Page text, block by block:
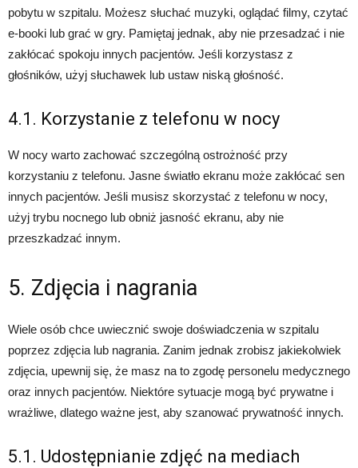
pobytu w szpitalu. Możesz słuchać muzyki, oglądać filmy, czytać
e-booki lub grać w gry. Pamiętaj jednak, aby nie przesadzać i nie
zakłócać spokoju innych pacjentów. Jeśli korzystasz z
głośników, użyj słuchawek lub ustaw niską głośność.
4.1. Korzystanie z telefonu w nocy
W nocy warto zachować szczególną ostrożność przy
korzystaniu z telefonu. Jasne światło ekranu może zakłócać sen
innych pacjentów. Jeśli musisz skorzystać z telefonu w nocy,
użyj trybu nocnego lub obniż jasność ekranu, aby nie
przeszkadzać innym.
5. Zdjęcia i nagrania
Wiele osób chce uwiecznić swoje doświadczenia w szpitalu
poprzez zdjęcia lub nagrania. Zanim jednak zrobisz jakiekolwiek
zdjęcia, upewnij się, że masz na to zgodę personelu medycznego
oraz innych pacjentów. Niektóre sytuacje mogą być prywatne i
wrażliwe, dlatego ważne jest, aby szanować prywatność innych.
5.1. Udostępnianie zdjęć na mediach